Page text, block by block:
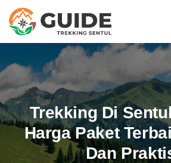
Trekking Di
Harga Paket
Dan